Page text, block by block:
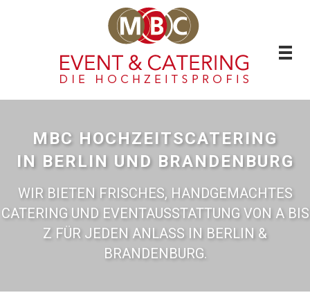
MBC HOCHZEITSCATERING
IN BERLIN UND BRANDENBURG
WIR BIETEN FRISCHES, HANDGEMACHTES
CATERING UND EVENTAUSSTATTUNG VON A BIS
Z FÜR JEDEN ANLASS IN BERLIN &
BRANDENBURG.